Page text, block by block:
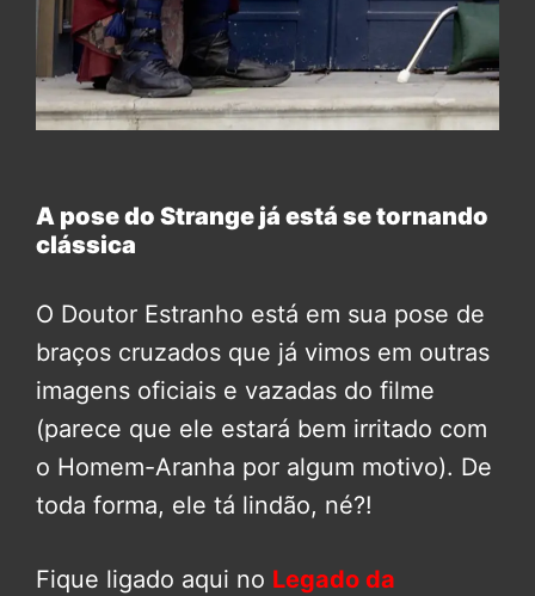
A pose do Strange já está se tornando
clássica
O Doutor Estranho está em sua pose de
braços cruzados que já vimos em outras
imagens oficiais e vazadas do filme
(parece que ele estará bem irritado com
o Homem-Aranha por algum motivo). De
toda forma, ele tá lindão, né?!
Fique ligado aqui no Legado da